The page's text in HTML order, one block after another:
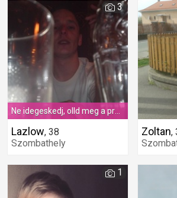
Lazlow, 38
Szombathely
3
Zoltan,
1